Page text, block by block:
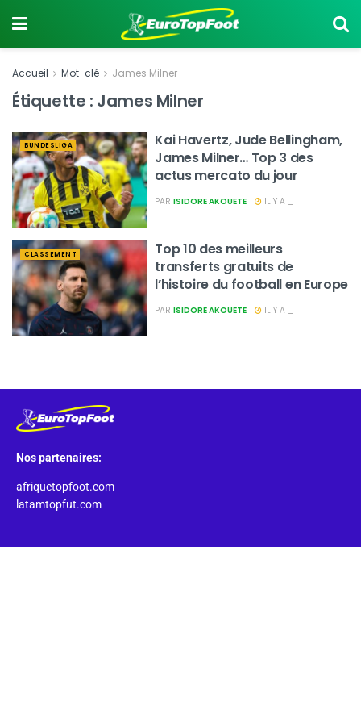
Accueil Mot-clé James Milner
Étiquette : James Milner
BUNDESLIGA
Kai Havertz, Jude Bellingham,
James Milner… Top 3 des
actus mercato du jour
PAR ISIDORE AKOUETE IL Y A _
CLASSEMENT
Top 10 des meilleurs
transferts gratuits de
l’histoire du football en Europe
PAR ISIDORE AKOUETE IL Y A _
Nos partenaires:
afriquetopfoot.com
latamtopfut.com